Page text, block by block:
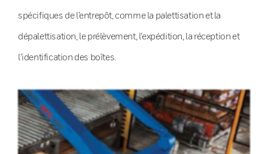
spécifiques de l’entrepôt, comme la palettisation et la
dépalettisation, le prélèvement, l’expédition, la réception et
l’identification des boîtes.